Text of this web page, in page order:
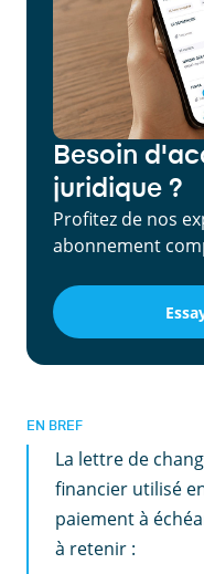
Besoin
juridique ?
Profitez de nos
abonnement
EN BREF
La lettre de
financier utilisé
paiement à
à retenir :